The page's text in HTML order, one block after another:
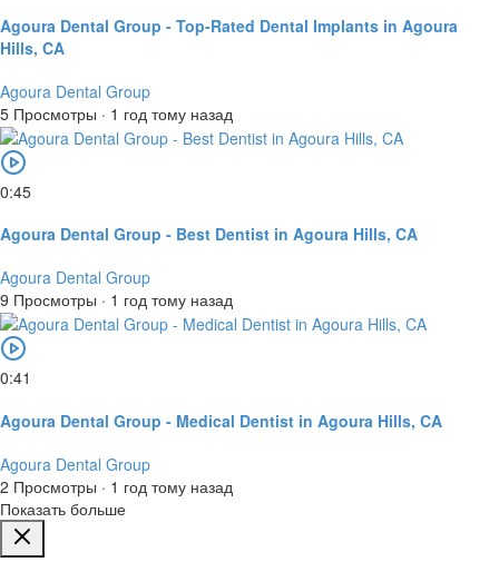
Agoura Dental Group - Top-Rated Dental Implants in Agoura
Hills, CA
Agoura Dental Group
5 Просмотры · 1 год тому назад
0:45
Agoura Dental Group - Best Dentist in Agoura Hills, CA
Agoura Dental Group
9 Просмотры · 1 год тому назад
0:41
Agoura Dental Group - Medical Dentist in Agoura Hills, CA
Agoura Dental Group
2 Просмотры · 1 год тому назад
Показать больше